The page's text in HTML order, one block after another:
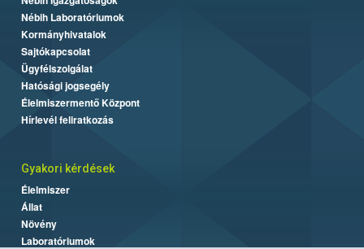
Nébih Laboratóriumok
Kormányhivatalok
Sajtókapcsolat
Ügyfélszolgálat
Hatósági jogsegély
Élelmiszermentő Központ
Hírlevél feliratkozás
Gyakori kérdések
Élelmiszer
Állat
Növény
Laboratóriumok